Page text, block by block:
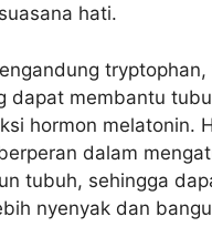
hati.
dapat membantu
hormon melatonin.
dalam
tubuh, sehingga
nyenyak dan